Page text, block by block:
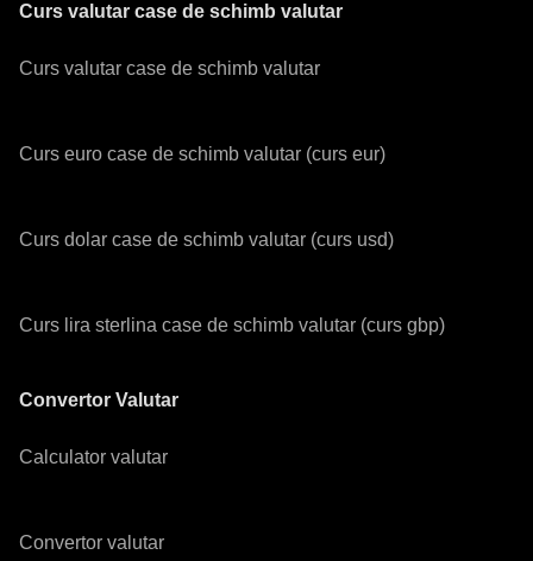
Curs valutar case de schimb valutar
Curs valutar case de schimb valutar
Curs euro case de schimb valutar (curs eur)
Curs dolar case de schimb valutar (curs usd)
Curs lira sterlina case de schimb valutar (curs gbp)
Convertor Valutar
Calculator valutar
Convertor valutar